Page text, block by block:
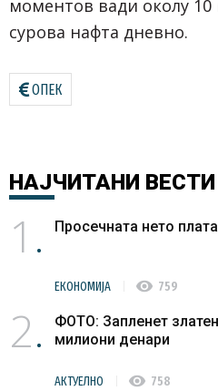
моментов вади околу
сурова нафта дневно.
OПЕК
НАЈЧИТАНИ ВЕСТИ
1 Просечната нето
ЕКОНОМИЈА visibility 759
2
ФОТО: Запленет
милиони денари
АКТУЕЛНО visibility 758